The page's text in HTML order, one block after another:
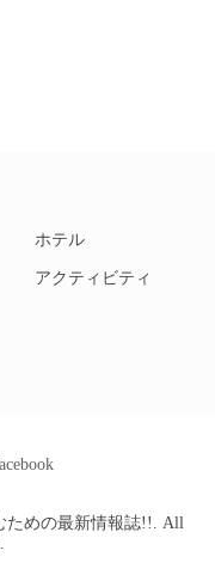
ホテル
アクティビティ
ための最新情報誌!!. All